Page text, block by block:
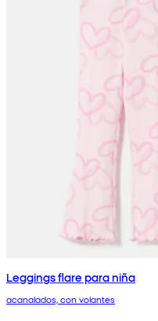
Leggings flare para niña
acanalados, con volantes